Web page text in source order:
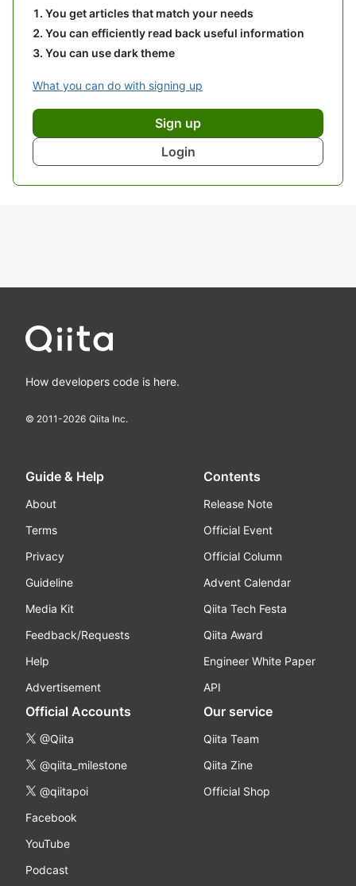
You get articles that match your needs
You can efficiently read back useful information
You can use dark theme
What you can do with signing up
Sign up
Login
How developers code is here.
© 2011-2026 Qiita Inc.
Guide & Help
About
Terms
Privacy
Guideline
Media Kit
Feedback/Requests
Help
Advertisement
Contents
Release Note
Official Event
Official Column
Advent Calendar
Qiita Tech Festa
Qiita Award
Engineer White Paper
API
Official Accounts
@Qiita
@qiita_milestone
@qiitapoi
Facebook
YouTube
Podcast
Our service
Qiita Team
Qiita Zine
Official Shop